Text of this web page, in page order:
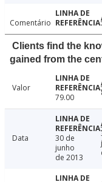
Comentário
Clients find the
gained from the
Valor
79.00
Data
30 de
junho
de 2013